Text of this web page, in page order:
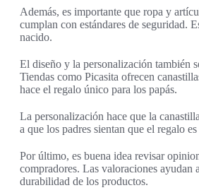
Además, es importante que ropa y
cumplan con estándares de seguridad.
nacido.
El diseño y la personalización también
Tiendas como Picasita ofrecen
hace el regalo único para los papás.
La personalización hace que la
a que los padres sientan que el regalo
Por último, es buena idea revisar
compradores. Las valoraciones ayudan
durabilidad de los productos.